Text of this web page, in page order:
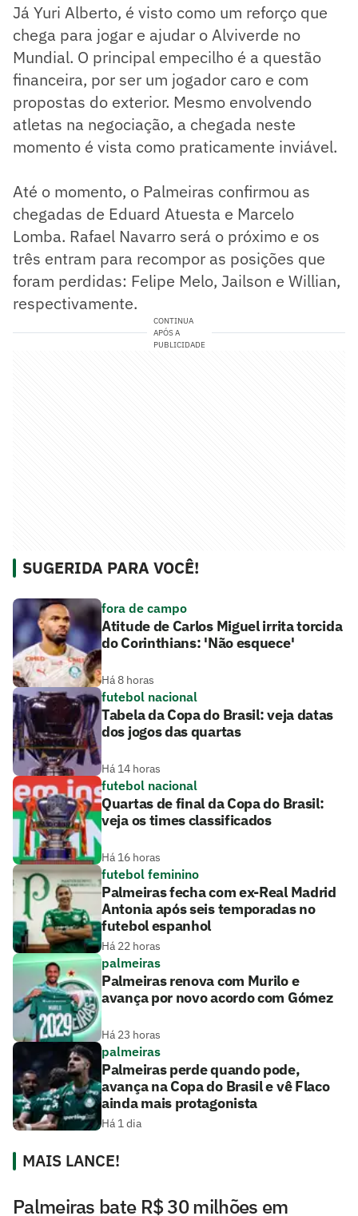
Já Yuri Alberto, é visto como um reforço que
chega para jogar e ajudar o Alviverde no
Mundial. O principal empecilho é a questão
financeira, por ser um jogador caro e com
propostas do exterior. Mesmo envolvendo
atletas na negociação, a chegada neste
momento é vista como praticamente inviável.
Até o momento, o Palmeiras confirmou as
chegadas de Eduard Atuesta e Marcelo
Lomba. Rafael Navarro será o próximo e os
três entram para recompor as posições que
foram perdidas: Felipe Melo, Jailson e Willian,
respectivamente.
CONTINUA
APÓS A
PUBLICIDADE
SUGERIDA PARA VOCÊ!
fora de campo
Atitude de Carlos Miguel irrita torcida
do Corinthians: 'Não esquece'
Há 8 horas
futebol nacional
Tabela da Copa do Brasil: veja datas
dos jogos das quartas
Há 14 horas
futebol nacional
Quartas de final da Copa do Brasil:
veja os times classificados
Há 16 horas
futebol feminino
Palmeiras fecha com ex-Real Madrid
Antonia após seis temporadas no
futebol espanhol
Há 22 horas
palmeiras
Palmeiras renova com Murilo e
avança por novo acordo com Gómez
Há 23 horas
palmeiras
Palmeiras perde quando pode,
avança na Copa do Brasil e vê Flaco
ainda mais protagonista
Há 1 dia
MAIS LANCE!
Palmeiras bate R$ 30 milhões em